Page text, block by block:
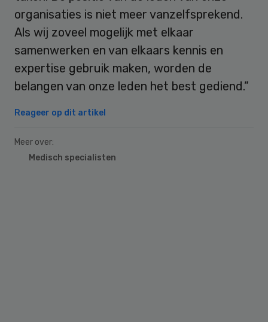
organisaties is niet meer vanzelfsprekend.
Als wij zoveel mogelijk met elkaar
samenwerken en van elkaars kennis en
expertise gebruik maken, worden de
belangen van onze leden het best gediend.”
Reageer op dit artikel
Meer over:
Medisch specialisten